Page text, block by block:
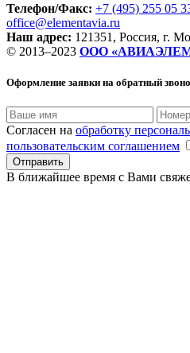
Телефон/Факс: +7 (495) 255 05
office@elementavia.ru
Наш адрес: 121351, Россия, г.
© 2013–2023 ООО
Оформление заявки на обратный
Согласен на обработку
пользовательским соглашением
В ближайшее время с Вами